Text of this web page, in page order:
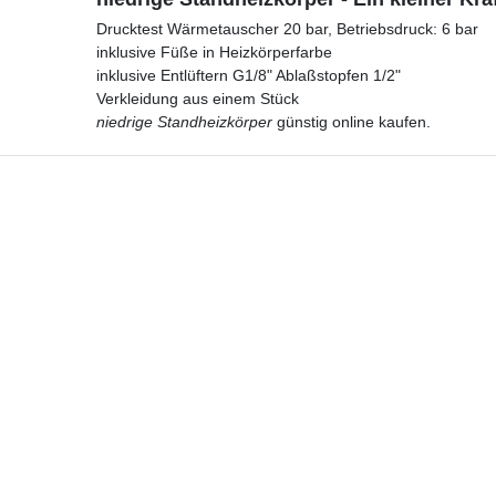
Drucktest Wärmetauscher 20 bar, Betriebsdruck: 6 bar
inklusive Füße in Heizkörperfarbe
inklusive Entlüftern G1/8" Ablaßstopfen 1/2"
Verkleidung aus einem Stück
niedrige Standheizkörper günstig online kaufen.